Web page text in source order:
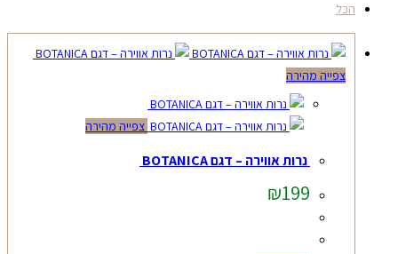
הכל
צפייה מהירה
צפייה מהירה
נרות אווירה – דגם BOTANICA
₪199